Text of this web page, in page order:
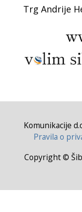
Trg Andrije
Komunikacije
Pravila o
Copyright ©